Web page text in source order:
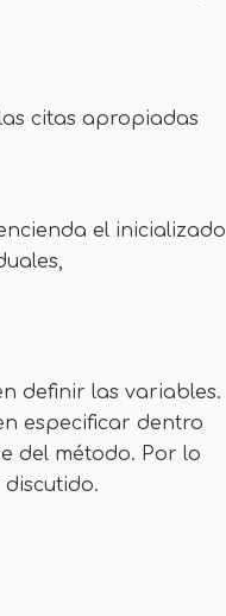
citas apropiadas
el inicializado
definir las variables.
especificar dentro
del método. Por lo